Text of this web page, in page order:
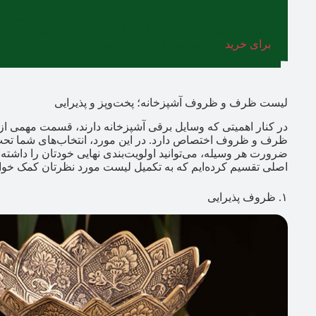
برای خرید
لیست ظرف و ظروف آشپزخانه؛ پخت‌وپز و پذیرایی
در کنار اهمیتی که وسایل برقی آشپزخانه دارند، قسمت
ظرف و ظروف اختصاص دارد. در این مورد، انتخاب‌های شما تحت
ضرورت هر وسیله، می‌توانید اولویت‌بندی نهایی خودتان را
اصلی تقسیم‌ کرده‌ایم که به تکمیل لیست مورد نظرتان کمک
۱. ظروف پذیرایی